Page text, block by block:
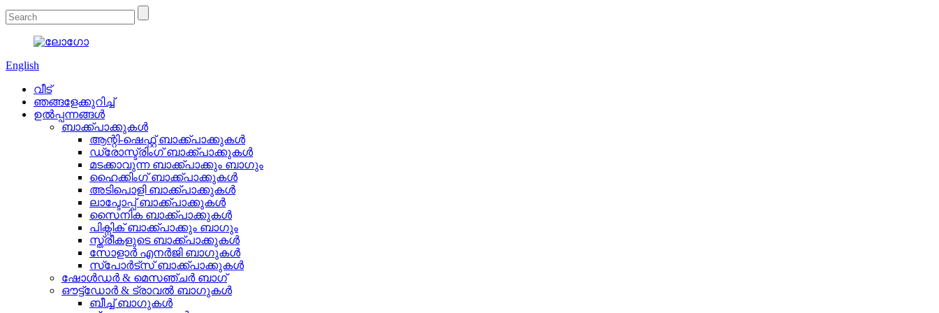
English
വീട്
ഞങ്ങളേക്കുറിച്ച്
ഉൽപ്പന്നങ്ങൾ
ബാക്ക്പാക്കുകൾ
ആന്റി-ഷെഫ്റ്റ് ബാക്ക്പാക്കുകൾ
ഡ്രോസ്ട്രിംഗ് ബാക്ക്പാക്കുകൾ
മടക്കാവുന്ന ബാക്ക്‌പാക്കും ബാഗും
ഹൈക്കിംഗ് ബാക്ക്പാക്കുകൾ
അടിപൊളി ബാക്ക്പാക്കുകൾ
ലാപ്ടോപ്പ് ബാക്ക്പാക്കുകൾ
സൈനിക ബാക്ക്പാക്കുകൾ
പിക്നിക് ബാക്ക്പാക്കും ബാഗും
സ്ത്രീകളുടെ ബാക്ക്പാക്കുകൾ
സോളാർ എനർജി ബാഗുകൾ
സ്പോർട്സ് ബാക്ക്പാക്കുകൾ
ഷോൾഡർ & മെസഞ്ചർ ബാഗ്
ഔട്ട്‌ഡോർ & ട്രാവൽ ബാഗുകൾ
ബീച്ച് ബാഗുകൾ